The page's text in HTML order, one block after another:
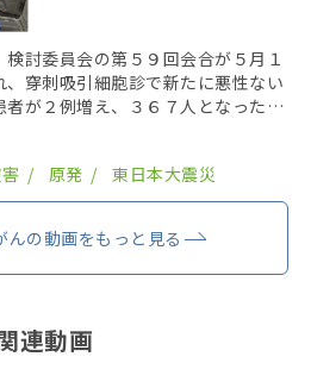
討委員会の第５９回会合が５月１
穿刺吸引細胞診で新たに悪性ない
が２例増え、３６７人となった。
把握された集計外の患者４７ […]
原発 東日本大震災
んの動画をもっと見る
連動画